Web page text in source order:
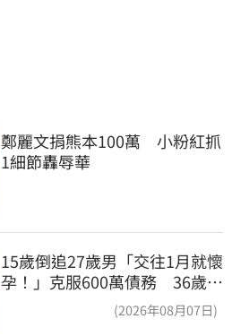
鄭麗文捐熊本100萬　小粉紅抓
1細節轟辱華
15歲倒追27歲男「交往1月就懷
孕！」克服600萬債務 36歲美
(2026年08月07日)